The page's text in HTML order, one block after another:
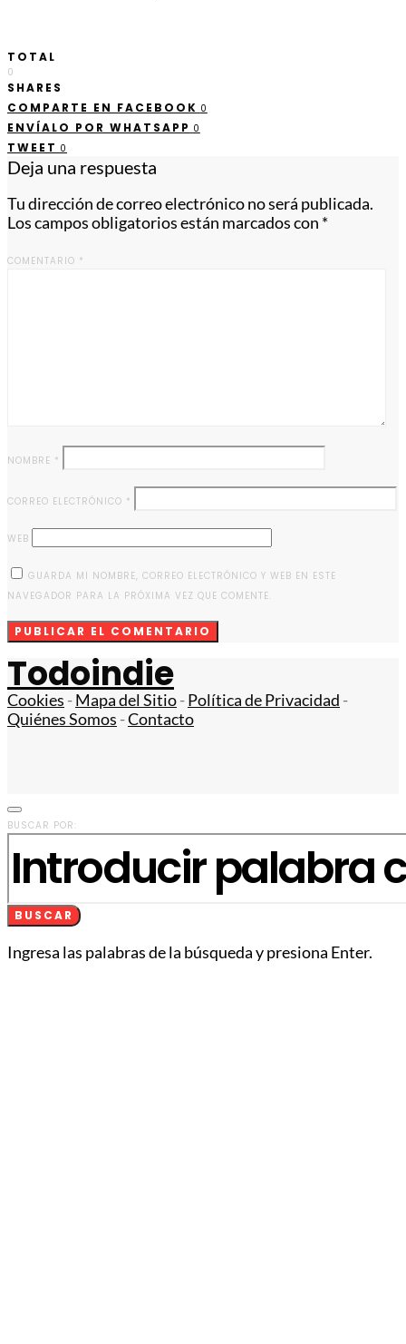
TOTAL
0
SHARES
COMPARTE EN FACEBOOK 0
ENVÍALO POR WHATSAPP 0
TWEET 0
Deja una respuesta
Tu dirección de correo electrónico no será publicada.
Los campos obligatorios están marcados con *
COMENTARIO *
NOMBRE *
CORREO ELECTRÓNICO *
WEB
GUARDA MI NOMBRE, CORREO ELECTRÓNICO Y WEB EN ESTE
NAVEGADOR PARA LA PRÓXIMA VEZ QUE COMENTE.
Todoindie
Cookies -Mapa del Sitio-Política de Privacidad -
Quiénes Somos -Contacto
BUSCAR POR:
BUSCAR
Ingresa las palabras de la búsqueda y presiona Enter.